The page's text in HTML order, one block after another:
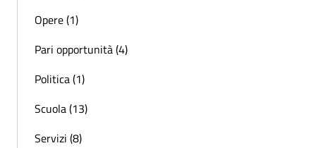
Opere (1)
Pari opportunità (4)
Politica (1)
Scuola (13)
Servizi (8)